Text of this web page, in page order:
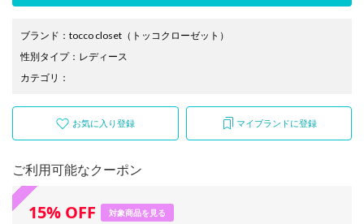
ブランド ： tocco closet （トッコクローゼット）
性別タイプ： レディース
カテゴリ ：
お気に入り登録 マイブランドに登録
ご利用可能なクーポン
15% OFF 対象商品を見る